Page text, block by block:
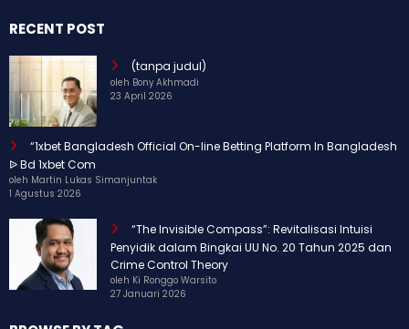
RECENT POST
(tanpa judul)
oleh Bony Akhmadi
23 April 2026
“1xbet Bangladesh Official On-line Betting Platform In Bangladesh
ᐉ Bd 1xbet Com
oleh Martin Lukas Simanjuntak
1 Agustus 2026
“The Invisible Compass”: Revitalisasi Intuisi
Penyidik dalam Bingkai UU No. 20 Tahun 2025 dan
Crime Control Theory
oleh Ki Ronggo Warsito
27 Januari 2026